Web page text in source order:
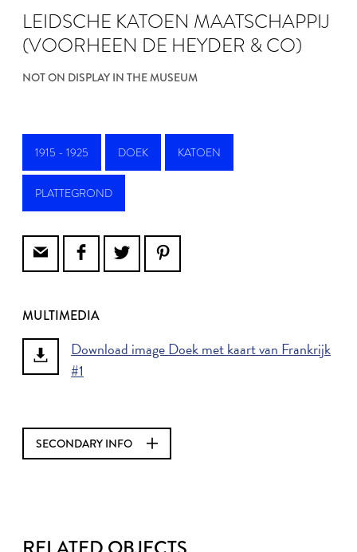
LEIDSCHE KATOEN MAATSCHAPPIJ
(VOORHEEN DE HEYDER & CO)
NOT ON DISPLAY IN THE MUSEUM
1915 - 1925 DOEK KATOEN
PLATTEGROND
MULTIMEDIA
Download image Doek met kaart van Frankrijk
#1
SECONDARY INFO